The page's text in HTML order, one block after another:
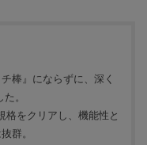
棒』にならずに、深く
。
格をクリアし、機能性と
群。